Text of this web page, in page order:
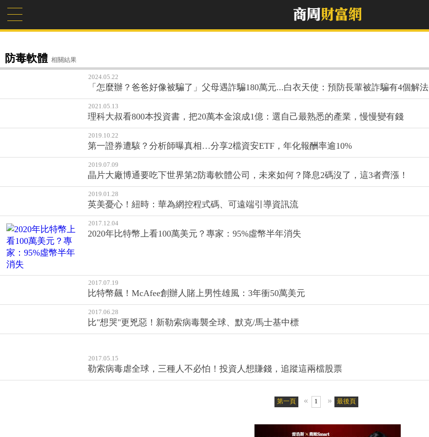
防毒軟體 相關結果
2024.05.22
「怎麼辦？爸爸好像被騙了」父母遇詐騙180萬元...白衣天使：預防長輩被詐騙有4個解法
2021.05.13
理科大叔看800本投資書，把20萬本金滾成1億：選自己最熟悉的產業，慢慢變有錢
2019.10.22
第一證券遭駭？分析師曝真相…分享2檔資安ETF，年化報酬率逾10%
2019.07.09
晶片大廠博通要吃下世界第2防毒軟體公司，未來如何？降息2碼沒了，這3者齊漲！
2019.01.28
英美憂心！紐時：華為網控程式碼、可遠端引導資訊流
2017.12.04
2020年比特幣上看100萬美元？專家：95%虛幣半年消失
2017.06.28
比"想哭"更兇惡！新勒索病毒襲全球、默克/馬士基中標
2017.05.15
第一頁 « 1 » 最後頁